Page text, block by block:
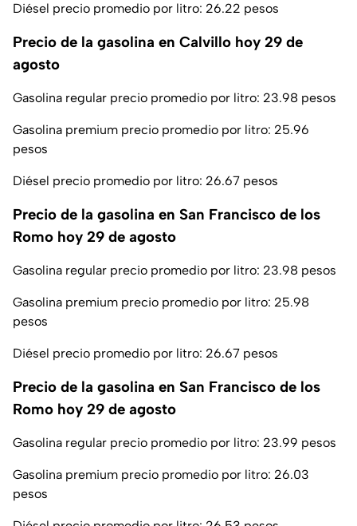
Diésel precio promedio por litro: 26.22 pesos
Precio de la gasolina en Calvillo hoy 29 de
agosto
Gasolina regular precio promedio por litro: 23.98 pesos
Gasolina premium precio promedio por litro: 25.96
pesos
Diésel precio promedio por litro: 26.67 pesos
Precio de la gasolina en San Francisco de los
Romo hoy 29 de agosto
Gasolina regular precio promedio por litro: 23.98 pesos
Gasolina premium precio promedio por litro: 25.98
pesos
Diésel precio promedio por litro: 26.67 pesos
Precio de la gasolina en San Francisco de los
Romo hoy 29 de agosto
Gasolina regular precio promedio por litro: 23.99 pesos
Gasolina premium precio promedio por litro: 26.03
pesos